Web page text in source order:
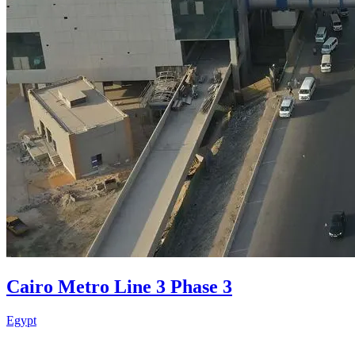
Cairo Metro Line 3 Phase 3
Egypt